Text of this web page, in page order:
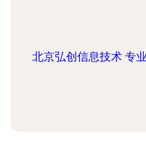
北京弘创信息技术 专